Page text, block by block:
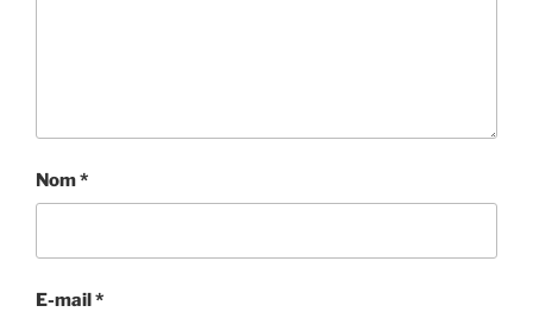
Nom*
E-mail*